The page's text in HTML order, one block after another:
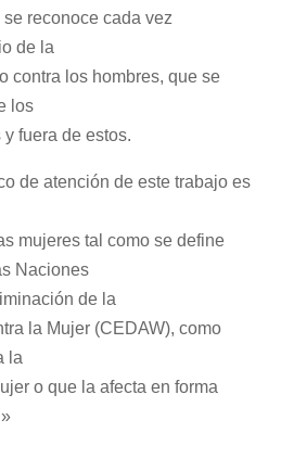
se reconoce cada vez
de la
contra los hombres, que se
los
fuera de estos.
de atención de este trabajo es
mujeres tal como se define
Naciones
de la
la Mujer (CEDAW), como
la
o que la afecta en forma